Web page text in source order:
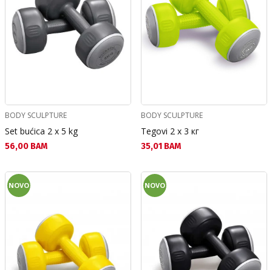
BODY SCULPTURE
Set bućica 2 x 5 kg
Текуща цена:
56,00 BAM
BODY SCULPTURE
Tegovi 2 x 3 кг
Текуща цена:
35,01 BAM
NOVO NOVO